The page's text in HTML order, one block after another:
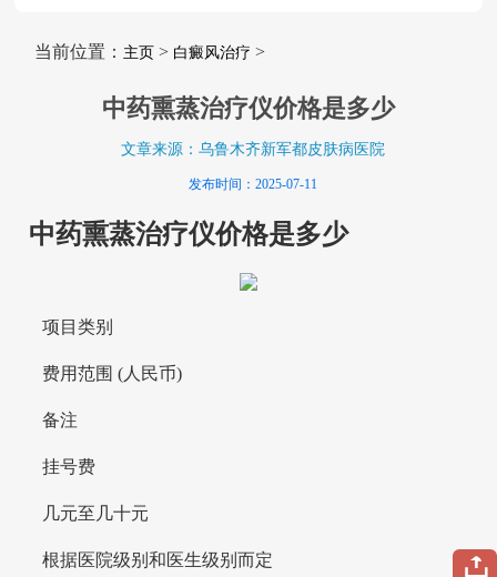
当前位置： 主页> 白癜风治疗 >
中药熏蒸治疗仪价格是多少
文章来源：乌鲁木齐新军都皮肤病医院
发布时间：2025-07-11
中药熏蒸治疗仪价格是多少
项目类别
费用范围 (人民币)
备注
挂号费
几元至几十元
根据医院级别和医生级别而定